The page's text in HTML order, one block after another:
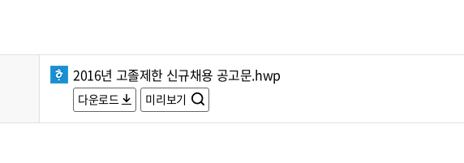
2016년 고졸제한 신규채용 공고문.hwp
다운로드 미리보기